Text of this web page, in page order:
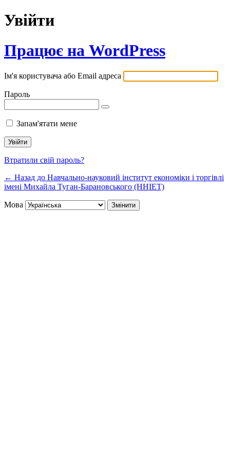
Увійти
Працює на WordPress
Ім'я користувача або Email адреса
Пароль
Запам'ятати мене
Втратили свій пароль?
← Назад до Навчально-науковий інститут економіки і торгівлі
імені Михайла Туган-Барановського (ННІЕТ)
Мова